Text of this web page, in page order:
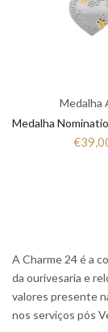
Medalha
A Charme 24 é a
da ourivesaria e
valores presente
nos serviços pós